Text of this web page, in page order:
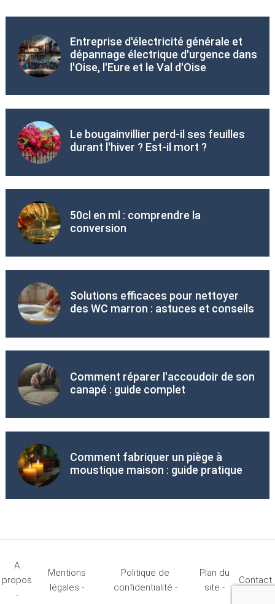
Entreprise d'électricité générale et
dépannage électrique d'urgence dans
l'Oise, l'Eure et le Val d'Oise
Le bougainvillier perd-il ses feuilles
durant l'hiver ? Est-il mort ?
50cl en ml : comprendre la
conversion
Solutions efficaces pour nettoyer
des WC marron : astuces et conseils
Comment réparer l'accoudoir de son
canapé : guide complet
Comment fabriquer un piège à
moustique maison : guide pratique
A
propos
-
Mentions
légales -
Politique de
confidentialité -
Plan du
site -
Contact